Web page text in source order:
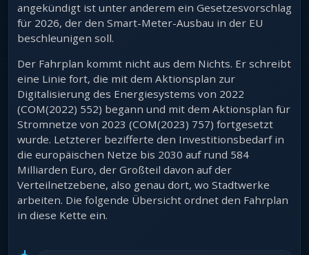
angekündigt ist unter anderem ein Gesetzesvorschlag
für 2026, der den Smart-Meter-Ausbau in der EU
beschleunigen soll.
Der Fahrplan kommt nicht aus dem Nichts. Er schreibt
eine Linie fort, die mit dem Aktionsplan zur
Digitalisierung des Energiesystems von 2022
(COM(2022) 552) begann und mit dem Aktionsplan für
Stromnetze von 2023 (COM(2023) 757) fortgesetzt
wurde. Letzterer bezifferte den Investitionsbedarf in
die europäischen Netze bis 2030 auf rund 584
Milliarden Euro, der Großteil davon auf der
Verteilnetzebene, also genau dort, wo Stadtwerke
arbeiten. Die folgende Übersicht ordnet den Fahrplan
in diese Kette ein.